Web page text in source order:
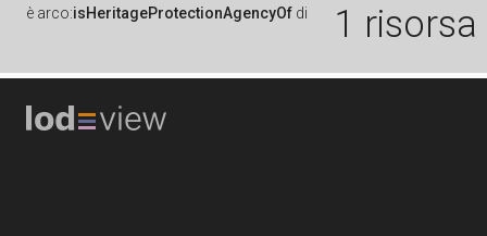
è arco:isHeritageProtectionAgencyOf di 1 risorsa